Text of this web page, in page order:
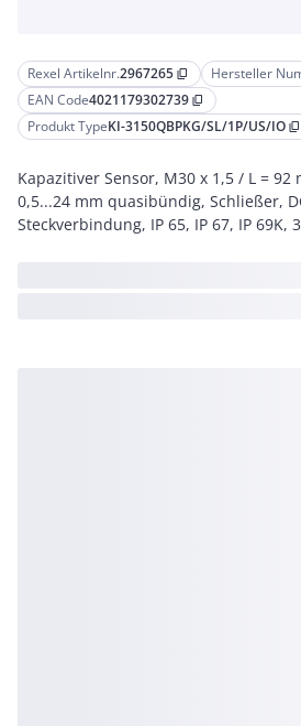
Rexel Artikelnr.2967265 content_copy Hersteller
EAN Code4021179302739 content_copy
Produkt TypeKI-3150QBPKG/SL/1P/US/IO content_copy
Kapazitiver Sensor, M30 x 1,5 / L = 92
0,5...24 mm quasibündig, Schließer,
Steckverbindung, IP 65, IP 67, IP 69K,